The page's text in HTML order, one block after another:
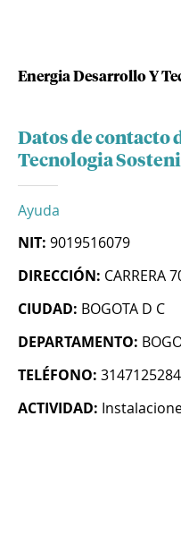
Energia Desarrollo Y
Datos de contacto
Tecnologia
Ayuda
NIT: 9019516079
DIRECCIÓN: CARRERA
CIUDAD: BOGOTA D C
DEPARTAMENTO:
TELÉFONO: 3147125284
ACTIVIDAD: